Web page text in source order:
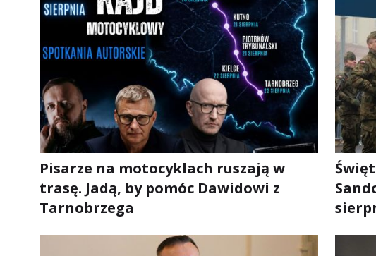
Pisarze na motocyklach ruszają w
trasę. Jadą, by pomóc Dawidowi z
Tarnobrzega